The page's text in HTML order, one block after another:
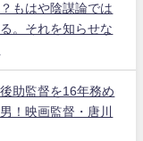
もはや陰謀論では
。それを知らせな
助監督を16年務め
！映画監督・唐川